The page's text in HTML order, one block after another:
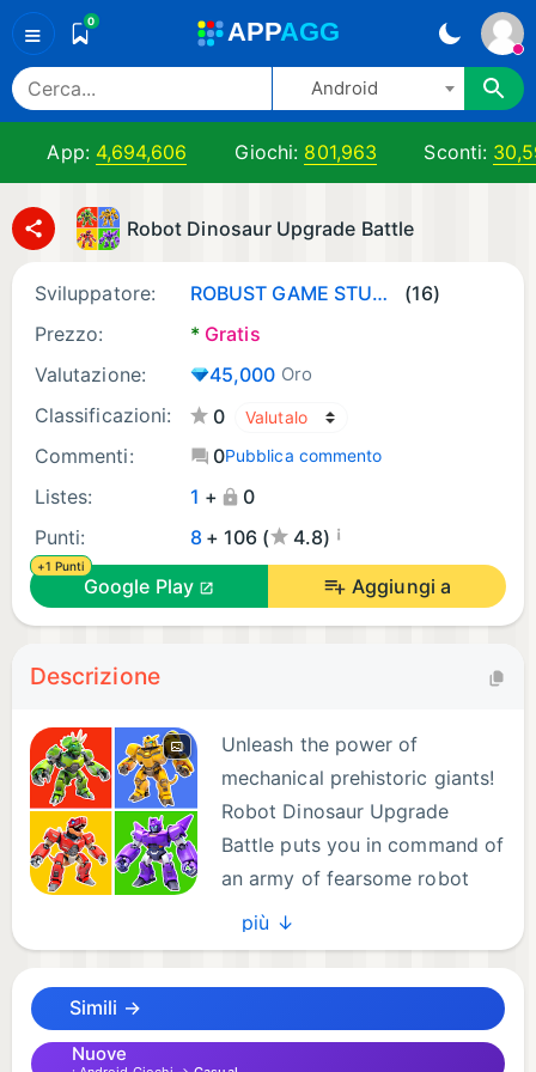
≡ 0 APPAGG
Android
App: 4,694,606 Giochi: 801,963 Sconti:
Robot Dinosaur Upgrade Battle
Sviluppatore: ROBUST GAME STUDIO
(16)
Prezzo:
* Gratis
Valutazione:
45,000 Oro
Classificazioni:
0
Commenti:
0Pubblica commento
Listes: 1 +
0
Punti:
8 + 106 ( 4.8) ¡
+1 Punti
Google Play Aggiungi a
Descrizione
Unleash the power of
mechanical prehistoric giants!
Robot Dinosaur Upgrade
Battle puts you in command of
an army of fearsome robot
dinosaurs, where you combine
and upgrade your warriors to create the most
Collect incredible robot dinosaur warriors, combine
più ↓
Simili →
Nuove